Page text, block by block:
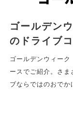
ゴールデン
のドライブ
ゴールデンウィー
ースでご紹介。さ
ブならではのおでか